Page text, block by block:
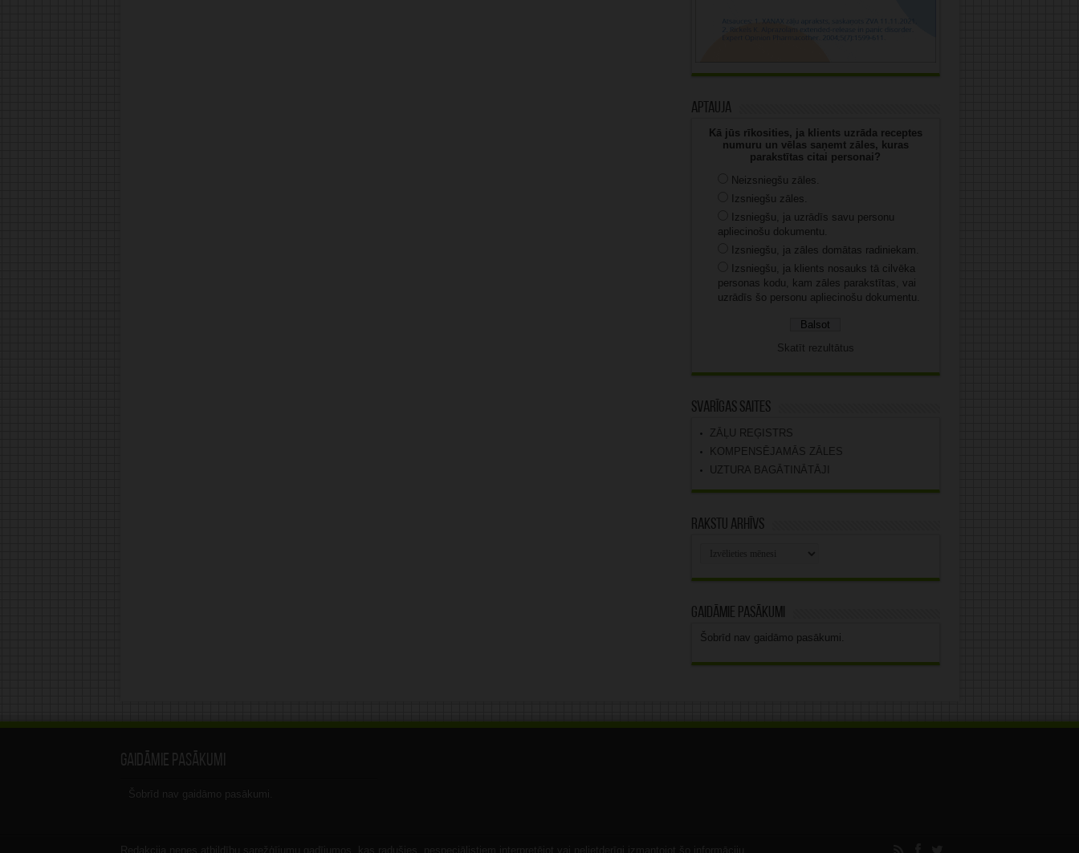
Aptauja
Kā jūs rīkosities, ja klients uzrāda receptes
numuru un vēlas saņemt zāles, kuras
parakstītas citai personai?
Neizsniegšu zāles.
Izsniegšu zāles.
Izsniegšu, ja uzrādīs savu personu
apliecinošu dokumentu.
Izsniegšu, ja zāles domātas radiniekam.
Izsniegšu, ja klients nosauks tā cilvēka
personas kodu, kam zāles parakstītas, vai
uzrādīs šo personu apliecinošu dokumentu.
Skatīt rezultātus
Svarīgas saites
ZĀĻU REĢISTRS
KOMPENSĒJAMĀS ZĀLES
UZTURA BAGĀTINĀTĀJI
Rakstu arhīvs
Gaidāmie pasākumi
Šobrīd nav gaidāmo pasākumi.
Gaidāmie pasākumi
Šobrīd nav gaidāmo pasākumi.
Redakcija nenes atbildību sarežģījumu gadījumos, kas radušies, nespeciālistiem interpretējot vai nelietderīgi izmantojot šo informāciju.